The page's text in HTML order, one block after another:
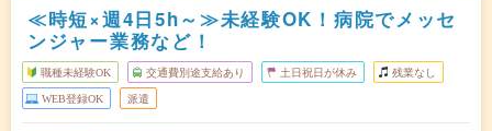
≪時短×週4日5h～≫未経験OK！病院でメッセ
ンジャー業務など！
職種未経験OK 交通費別途支給あり 土日祝日が休み 残業なし
WEB登録OK 派遣